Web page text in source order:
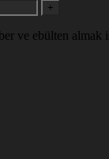
+
ve ebülten almak